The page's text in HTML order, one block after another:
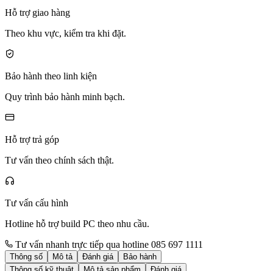
Hỗ trợ giao hàng
Theo khu vực, kiểm tra khi đặt.
Bảo hành theo linh kiện
Quy trình bảo hành minh bạch.
Hỗ trợ trả góp
Tư vấn theo chính sách thật.
Tư vấn cấu hình
Hotline hỗ trợ build PC theo nhu cầu.
Tư vấn nhanh trực tiếp qua hotline 085 697 1111
Thông số Mô tả Đánh giá
Bảo hành